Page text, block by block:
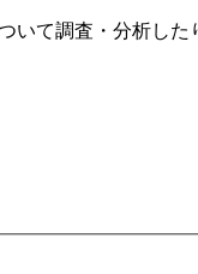
いて調査・分析し